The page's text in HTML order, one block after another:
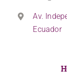
Av.
Ecuador